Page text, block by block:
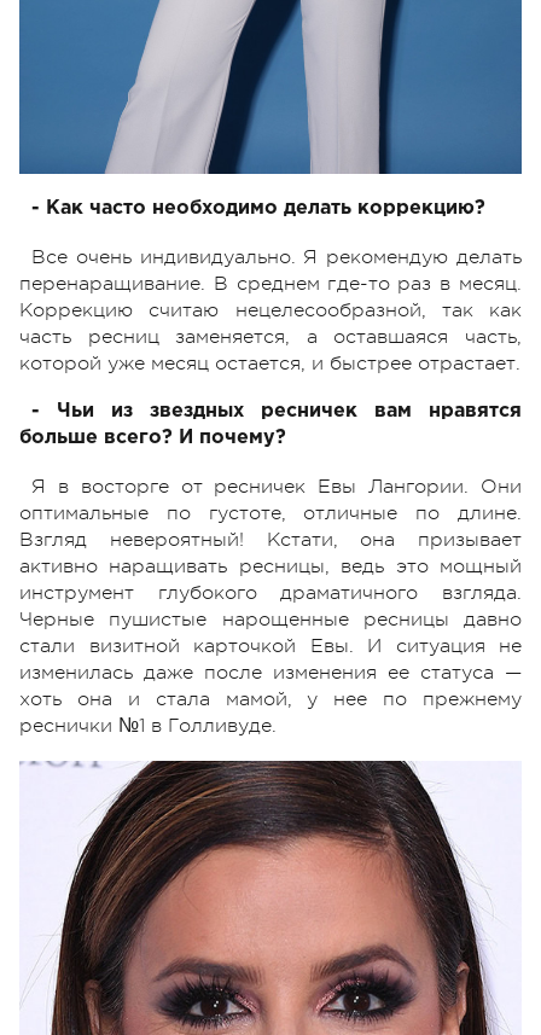
- Как часто необходимо делать коррекцию?
Все очень индивидуально. Я рекомендую делать
перенаращивание. В среднем где-то раз в месяц.
Коррекцию считаю нецелесообразной, так как
часть ресниц заменяется, а оставшаяся часть,
которой уже месяц остается, и быстрее отрастает.
- Чьи из звездных ресничек вам нравятся
больше всего? И почему?
Я в восторге от ресничек Евы Лангории. Они
оптимальные по густоте, отличные по длине.
Взгляд невероятный! Кстати, она призывает
активно наращивать ресницы, ведь это мощный
инструмент глубокого драматичного взгляда.
Черные пушистые нарощенные ресницы давно
стали визитной карточкой Евы. И ситуация не
изменилась даже после изменения ее статуса —
хоть она и стала мамой, у нее по прежнему
реснички №1 в Голливуде.